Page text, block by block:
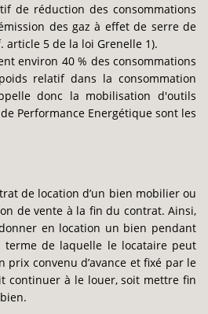
de réduction des consommations
des gaz à effet de serre de
article 5 de la loi Grenelle 1).
environ 40 % des consommations
relatif dans la consommation
donc la mobilisation d'outils
Performance Energétique sont les
de location d’un bien mobilier ou
de vente à la fin du contrat. Ainsi,
en location un bien pendant
terme de laquelle le locataire peut
convenu d’avance et fixé par le
continuer à le louer, soit mettre fin